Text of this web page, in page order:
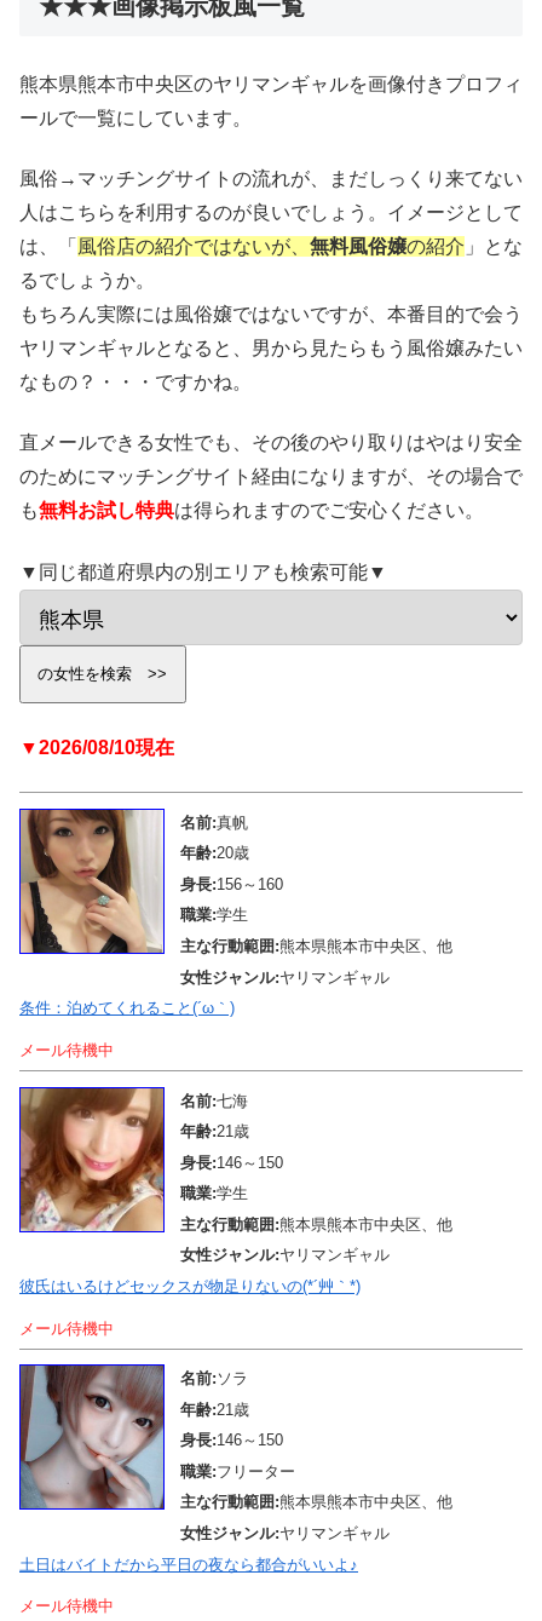
★★★画像掲示板風一覧
熊本県熊本市中央区のヤリマンギャルを画像付きプロフィ
ールで一覧にしています。
風俗→マッチングサイトの流れが、まだしっくり来てない
人はこちらを利用するのが良いでしょう。イメージとして
は、「 風俗店の紹介ではないが、 無料風俗嬢の紹介 」とな
るでしょうか。
もちろん実際には風俗嬢ではないですが、本番目的で会う
ヤリマンギャルとなると、男から見たらもう風俗嬢みたい
なもの？・・・ですかね。
直メールできる女性でも、その後のやり取りはやはり安全
のためにマッチングサイト経由になりますが、その場合で
も無料お試し特典は得られますのでご安心ください。
▼同じ都道府県内の別エリアも検索可能▼
▼2026/08/10現在
名前:真帆
年齢:20歳
身長:156～160
職業:学生
主な行動範囲:熊本県熊本市中央区、他
女性ジャンル:ヤリマンギャル
条件：泊めてくれること(´ω｀)
メール待機中
名前:七海
年齢:21歳
身長:146～150
職業:学生
主な行動範囲:熊本県熊本市中央区、他
女性ジャンル:ヤリマンギャル
彼氏はいるけどセックスが物足りないの(*´艸｀*)
メール待機中
名前: ソラ
年齢:21歳
身長:146～150
職業:フリーター
主な行動範囲:熊本県熊本市中央区、他
女性ジャンル:ヤリマンギャル
土日はバイトだから平日の夜なら都合がいいよ♪
メール待機中